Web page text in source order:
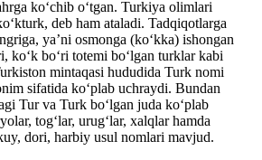
ko‘chib o‘tgan. Turkiya olimlari
deb ham ataladi. Tadqiqotlarga
ya’ni osmonga (ko‘kka) ishongan
ko‘k bo‘ri totemi bo‘lgan turklar kabi
mintaqasi hududida Turk nomi
sifatida ko‘plab uchraydi. Bundan
Tur va Turk bo‘lgan juda ko‘plab
tog‘lar, urug‘lar, xalqlar hamda
dori, harbiy usul nomlari mavjud.